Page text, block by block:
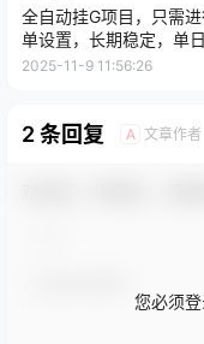
全自动挂G项目，只需
单设置，长期稳定，单
1k+
2025-11-9 11:56:26
2 条回复 A 文章作者
您必须